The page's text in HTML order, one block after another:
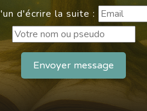
d'écrire la suite :
Envoyer message